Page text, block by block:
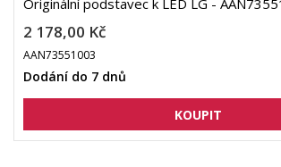
Originální podstavec k LED LG -
2 178,00 Kč
AAN73551003
Dodání do 7 dnů